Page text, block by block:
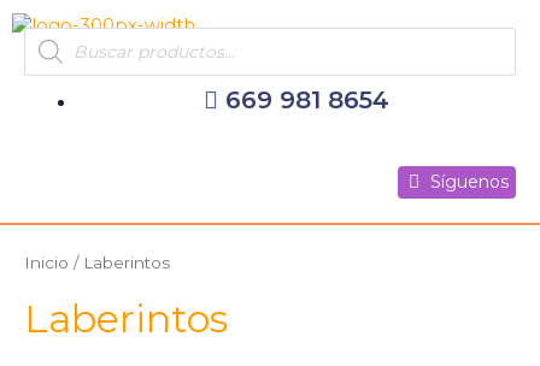
al
contenido
Products
search
669 981 8654
Síguenos
Inicio / Laberintos
Laberintos